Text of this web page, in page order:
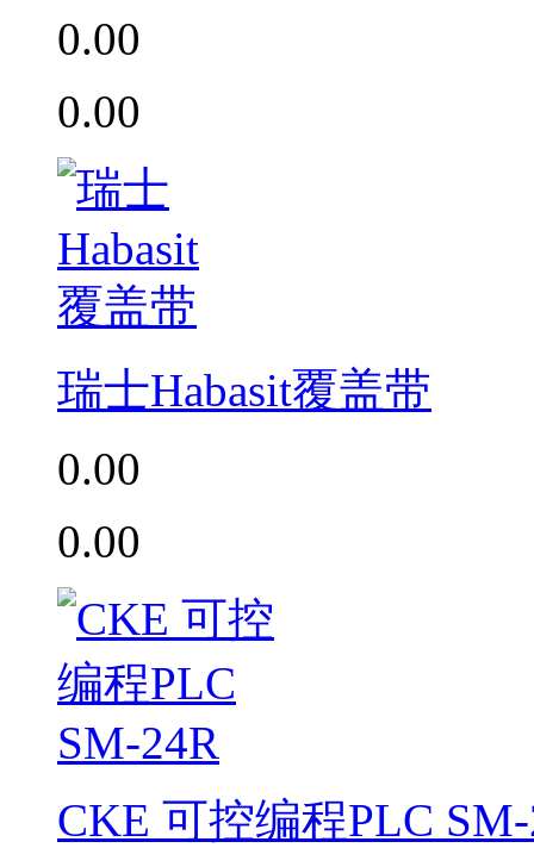
0.00
0.00
瑞士Habasit覆盖带
0.00
0.00
CKE 可控编程PLC